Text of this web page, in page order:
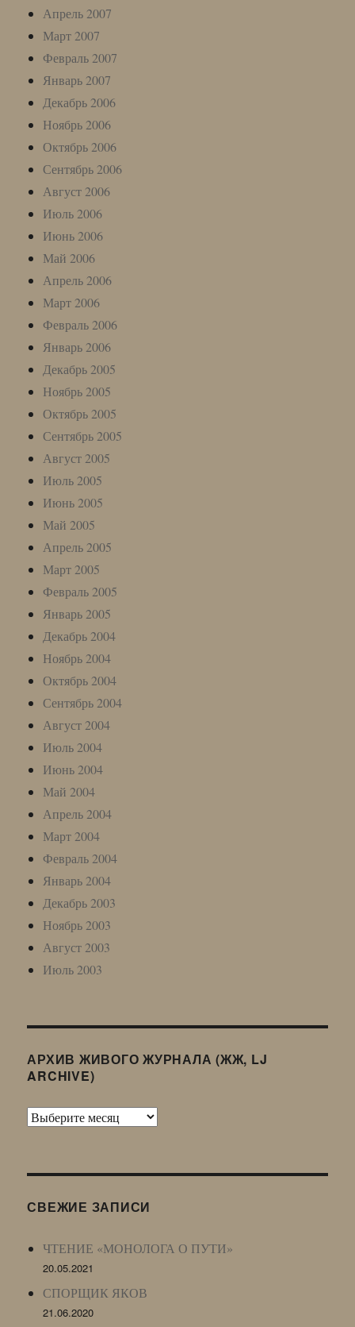
Апрель 2007
Март 2007
Февраль 2007
Январь 2007
Декабрь 2006
Ноябрь 2006
Октябрь 2006
Сентябрь 2006
Август 2006
Июль 2006
Июнь 2006
Май 2006
Апрель 2006
Март 2006
Февраль 2006
Январь 2006
Декабрь 2005
Ноябрь 2005
Октябрь 2005
Сентябрь 2005
Август 2005
Июль 2005
Июнь 2005
Май 2005
Апрель 2005
Март 2005
Февраль 2005
Январь 2005
Декабрь 2004
Ноябрь 2004
Октябрь 2004
Сентябрь 2004
Август 2004
Июль 2004
Июнь 2004
Май 2004
Апрель 2004
Март 2004
Февраль 2004
Январь 2004
Декабрь 2003
Ноябрь 2003
Август 2003
Июль 2003
АРХИВ ЖИВОГО ЖУРНАЛА (ЖЖ, LJ
ARCHIVE)
Архив
LJ
СВЕЖИЕ ЗАПИСИ
ЧТЕНИЕ «МОНОЛОГА О ПУТИ»
20.05.2021
СПОРЩИК ЯКОВ
21.06.2020